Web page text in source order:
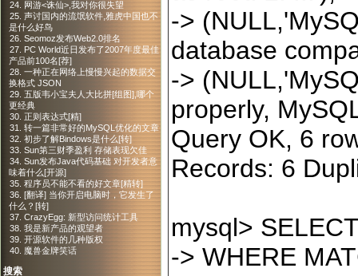
24. 网游<诛仙>,我对你很失望
25. 声讨国内的流氓软件,雅虎中国也不
是什么好鸟
26. Seomoz发布Web2.0排名
27. PC World近日发布了2007年度最佳
产品前100名[荐]
28. 一种正在网络上慢慢兴起的数据交
换格式 JSON
29. 五版韦小宝夫人大比拼[组图],哪个
更经典
30. 正则表达式[精]
31. 转一篇非常好的MySQL优化的文章
32. 初步了解Bindows是什么[转]
33. Sun第三财季盈利 存储表现欠佳
34. Sun发布Java代码基础 对开发者意
味着什么[开源]
35. 程序员不能不看的好文章[精转]
36. [翻译] 当你开启电脑时，它发生了
什么？[转]
37. CrazyEgg: 新型访问统计工具
38. 我是新产品的观望者
39. 开源软件的几种版权
40. 魔兽金牌笑话
搜索
-> (NULL,'
database
-> (NULL,'
properly,
Query OK, 6
Records: 6
mysql>
-> WHERE